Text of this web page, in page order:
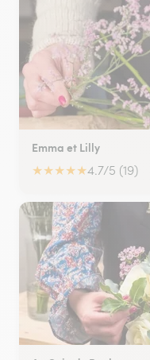
Emma et Lilly
★★★★★4.7/5 (19)